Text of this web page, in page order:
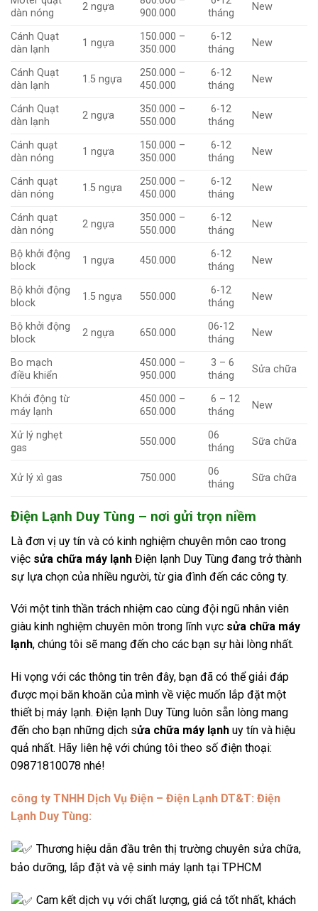
dàn nóng
2 ngựa
900.000
tháng
New
Cánh Quạt
dàn lạnh
1 ngựa
150.000 –
350.000
6-12
tháng
New
Cánh Quạt
dàn lạnh
1.5 ngựa
250.000 –
450.000
6-12
tháng
New
Cánh Quạt
dàn lạnh
2 ngựa
350.000 –
550.000
6-12
tháng
New
Cánh quạt
dàn nóng
1 ngựa
150.000 –
350.000
6-12
tháng
New
Cánh quạt
dàn nóng
1.5 ngựa
250.000 –
450.000
6-12
tháng
New
Cánh quạt
dàn nóng
2 ngựa
350.000 –
550.000
6-12
tháng
New
Bộ khởi động
block
1 ngựa 450.000
6-12
tháng
New
Bộ khởi động
block
1.5 ngựa 550.000
6-12
tháng
New
Bộ khởi động
block
2 ngựa 650.000
06-12
tháng
New
Bo mạch
điều khiển
450.000 –
950.000
3 – 6
tháng
Sửa chữa
Khởi động từ
máy lạnh
450.000 –
650.000
6 – 12
tháng
New
Xử lý nghẹt
gas
550.000
06
tháng
Sữa chữa
Xử lý xì gas 750.000
06
tháng
Sữa chữa
Điện Lạnh Duy Tùng – nơi gửi trọn niềm
Là đơn vị uy tín và có kinh nghiệm chuyên môn cao trong
việc sửa chữa máy lạnh Điện lạnh Duy Tùng đang trở thành
sự lựa chọn của nhiều người, từ gia đình đến các công ty.
Với một tinh thần trách nhiệm cao cùng đội ngũ nhân viên
giàu kinh nghiệm chuyên môn trong lĩnh vực sửa chữa máy
lạnh, chúng tôi sẽ mang đến cho các bạn sự hài lòng nhất.
Hi vọng với các thông tin trên đây, bạn đã có thể giải đáp
được mọi băn khoăn của mình về việc muốn lắp đặt một
thiết bị máy lạnh. Điện lạnh Duy Tùng luôn sẵn lòng mang
đến cho bạn những dịch sửa chữa máy lạnh uy tín và hiệu
quả nhất. Hãy liên hệ với chúng tôi theo số điện thoại:
09871810078 nhé!
công ty TNHH Dịch Vụ Điện – Điện Lạnh DT&T: Điện
Lạnh Duy Tùng:
Thương hiệu dẫn đầu trên thị trường chuyên sửa chữa,
bảo dưỡng, lắp đặt và vệ sinh máy lạnh tại TPHCM
Cam kết dịch vụ với chất lượng, giá cả tốt nhất, khách